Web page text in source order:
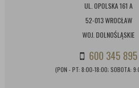
UL. OPOLSKA 161 A
52-013 WROCŁAW
WOJ. DOLNOŚLĄSKIE
600 345 895
(PON - PT: 8:00-18:00; SOBOTA: